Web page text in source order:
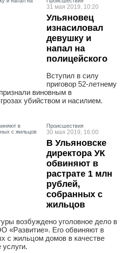
31 мая 2019, 10:20
Ульяновец
изнасиловал
девушку и
напал на
полицейского
Вступил в силу
приговор 52-летнему
виновным в
убийством и насилием.
Проиcшествия
30 мая 2019, 16:00
В Ульяновске
директора УК
обвиняют в
растрате 1 млн
рублей,
собранных с
жильцов
возбуждено уголовное дело в
«Развитие». Его обвиняют в
с жильцом домов в качестве